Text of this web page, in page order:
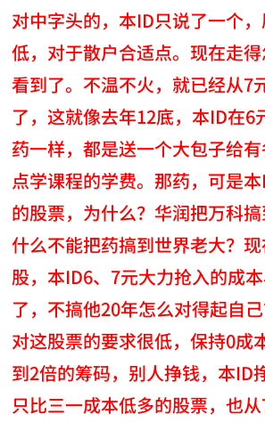
对中字头的，本ID只说了一个
低，对于散户合适点。现在走
看到了。不温不火，就已经从7
了，这就像去年12底，本ID在6
药一样，都是送一个大包子给
点学课程的学费。那药，可是
的股票，为什么？华润把万科
什么不能把药搞到世界老大？
股，本ID6、7元大力抢入的成
了，不搞他20年怎么对得起自
对这股票的要求很低，保持0成
到2倍的筹码，别人挣钱，本ID
只比三一成本低多的股票，也